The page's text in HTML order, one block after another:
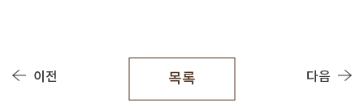
이전 목록 다음